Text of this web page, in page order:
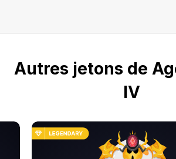
Autres jetons de
IV